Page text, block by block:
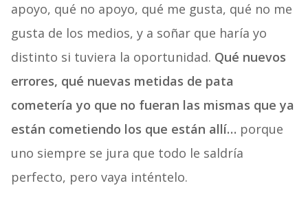
apoyo, qué no apoyo, qué me gusta, qué no me
gusta de los medios, y a soñar que haría yo
distinto si tuviera la oportunidad. Qué nuevos
errores, qué nuevas metidas de pata
cometería yo que no fueran las mismas que ya
están cometiendo los que están allí… porque
uno siempre se jura que todo le saldría
perfecto, pero vaya inténtelo.